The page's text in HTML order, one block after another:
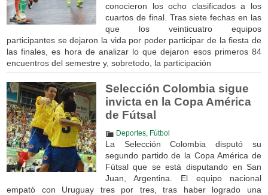
conocieron los ocho clasificados a los
cuartos de final. Tras siete fechas en las
que los veinticuatro equipos
participantes se dejaron la vida por poder participar de la fiesta de
las finales, es hora de analizar lo que dejaron esos primeros 84
encuentros del semestre y, sobretodo, la participación
Selección Colombia sigue
invicta en la Copa América
de Fútsal
Deportes, Fútbol
La Selección Colombia disputó su
segundo partido de la Copa América de
Fútsal que se está disputando en San
Juan, Argentina. El equipo nacional
empató con Uruguay tres por tres, tras haber logrado una